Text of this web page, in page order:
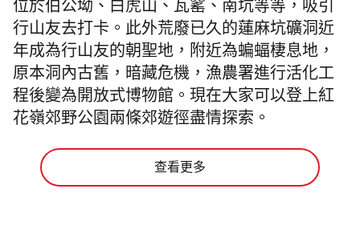
位於伯公坳、白虎山、瓦窰、南坑等等，吸引
行山友去打卡。此外荒廢已久的蓮麻坑礦洞近
年成為行山友的朝聖地，附近為蝙蝠棲息地，
原本洞內古舊，暗藏危機，漁農署進行活化工
程後變為開放式博物館。現在大家可以登上紅
花嶺郊野公園兩條郊遊徑盡情探索。
查看更多